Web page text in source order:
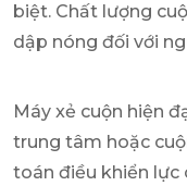
biệt. Chất lượng
dập nóng đối với
Máy xẻ cuộn hiện
trung tâm hoặc
toán điều khiển lực